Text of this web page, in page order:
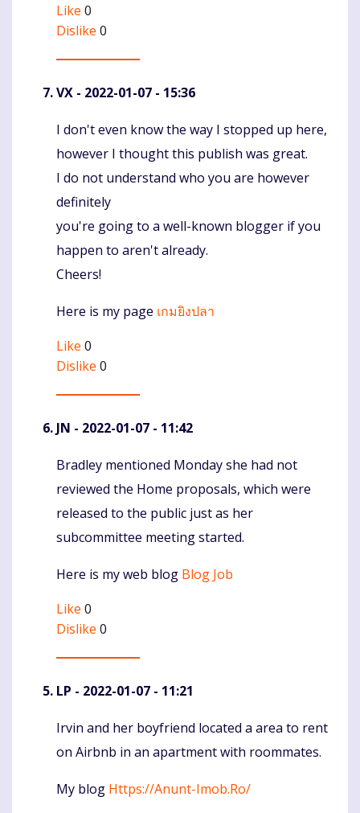
Like 0
Dislike 0
VX - 2022-01-07 - 15:36
Komentaras
I don't even know the way I stopped up here,
however I thought this publish was great.
I do not understand who you are however
definitely
you're going to a well-known blogger if you
happen to aren't already.
Cheers!
Here is my page เกมยิงปลา
Like 0
Dislike 0
JN - 2022-01-07 - 11:42
Komentaras
Bradley mentioned Monday she had not
reviewed the Home proposals, which were
released to the public just as her
subcommittee meeting started.
Here is my web blog Blog Job
Like 0
Dislike 0
LP - 2022-01-07 - 11:21
Komentaras
Irvin and her boyfriend located a area to rent
on Airbnb in an apartment with roommates.
My blog Https://Anunt-Imob.Ro/